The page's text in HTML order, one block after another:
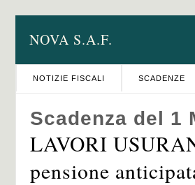
NOVA S.A.F.
NOTIZIE FISCALI SCADENZE
Scadenza del 1
LAVORI
pensione